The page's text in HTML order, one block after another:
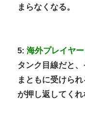
まらなくなる。
5: 海外プレイヤ
タンク目線だと、
まともに受けら
が押し返してくれ